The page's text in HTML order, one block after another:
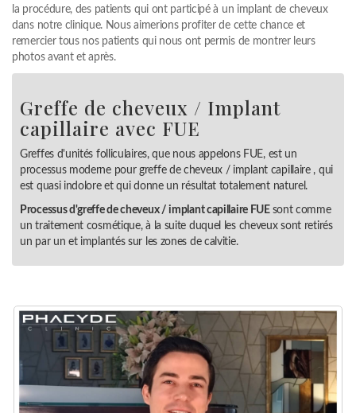
la procédure, des patients qui ont participé à un implant de cheveux
dans notre clinique. Nous aimerions profiter de cette chance et
remercier tous nos patients qui nous ont permis de montrer leurs
photos avant et après.
Greffe de cheveux / Implant
capillaire avec FUE
Greffes d'unités folliculaires, que nous appelons FUE, est un
processus moderne pour greffe de cheveux / implant capillaire , qui
est quasi indolore et qui donne un résultat totalement naturel.
Processus d'greffe de cheveux / implant capillaire FUE sont comme
un traitement cosmétique, à la suite duquel les cheveux sont retirés
un par un et implantés sur les zones de calvitie.